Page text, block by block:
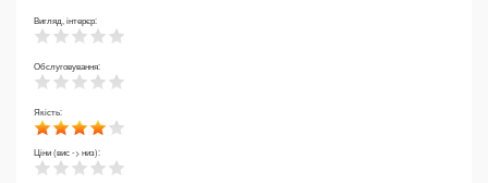
Вигляд, інтерєр:
Обслуговування:
Якість:
Ціни (вис -> низ):